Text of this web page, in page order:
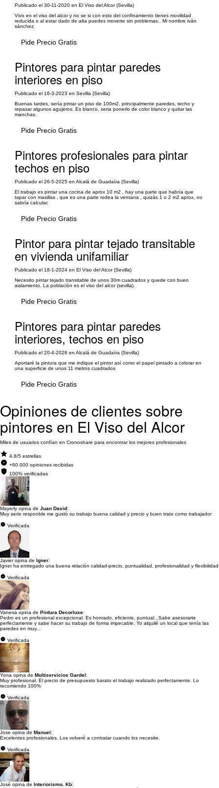
Publicado el 30-11-2020 en El Viso del Alcor (Sevilla)
Vivo en el viso del alcor y no se si con esto del confinamiento tienes movilidad
reducida o al estar dado de alta puedes moverte sin problemas.. Mi nombre iván
sánchez.
Pide Precio Gratis
Pintores para pintar paredes
interiores en piso
Publicado el 16-3-2023 en Sevilla (Sevilla)
Buenas tardes, sería pintar un piso de 100m2, principalmente paredes, techo y
repasar algunos agujeros. Es blanco, seria ponerlo de color blanco y quitar las
manchas.
Pide Precio Gratis
Pintores profesionales para pintar
techos en piso
Publicado el 26-5-2025 en Alcalá de Guadaíra (Sevilla)
El trabajo es pintar una cocina de aprox 10 m2 , hay una parte que habría que
tapar con masillas , que es una parte rodea la ventana , quizás 1 o 2 m2 aprox, no
sabría calcular.
Pide Precio Gratis
Pintor para pintar tejado transitable
en vivienda unifamiliar
Publicado el 18-1-2024 en El Viso del Alcor (Sevilla)
Necesito pintar tejado transitable de unos 30m cuadrados y quede con buen
aislamiento. La población es el viso del alcor (sevilla).
Pide Precio Gratis
Pintores para pintar paredes
interiores, techos en piso
Publicado el 20-4-2026 en Alcalá de Guadaíra (Sevilla)
Aportaré la pintura que me indique el pintor así como el papel pintado a colorar en
una superficie de unos 11 metros cuadrados
Pide Precio Gratis
Opiniones de clientes sobre
pintores en El Viso del Alcor
Miles de usuarios confían en Cronoshare para encontrar los mejores profesionales
4.8/5 estrellas
+60.000 opiniones recibidas
100% verificadas
Mayerly opina de Juan David:
Muy serio responble me gustó su trabajo buena calidad y precio y buen trato como trabajador
Verificada
Javier opina de Igner:
Igner ha entregado una buena relación calidad-precio, puntualidad, profesionalidad y flexibilidad
Verificada
Vanesa opina de Pintura Decorluxe:
Pedro es un profesional excepcional. Es honrado, eficiente, puntual...Sabe asesorarte
perfectamente y sabe hacer su trabajo de forma impecable. Yo alquilé un local que tenía las
paredes en muy...
Verificada
Yona opina de Multiservicios Gardel:
Muy profesional. El precio de presupuesto barato el trabajo realizado perfectamente. Lo
recomiendo 100%
Verificada
Jose opina de Manuel:
Excelentes profesionales. Los volveré a contratar cuando los necesite.
Verificada
José opina de Interiorismo. Kb: